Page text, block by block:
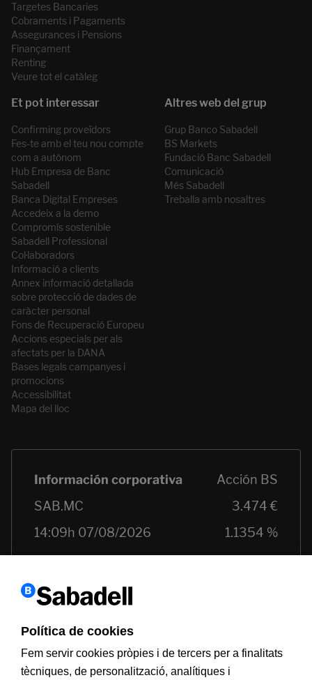
Targetes Bancaries
Cobraments i Pagaments
Assegurances i Pensions
Finançament
Renting
Veure tot el catàleg
Confirming proveïdors
Fes-te amb el teu nou compte
com a autònom
Hub Empresa de Banc
Sabadell
Banca Digital Empreses
Accedeix a la demo
Compromís sostenible
Sabadell Professional
Col·laboradors
Informació a clients
Annex informació detallada
sobre protecció de dades de
caràcter personal
Fons de Recuperació Europeu
Accions especials per als
afectats per la DANA
Bases legals campanyes i
promocions
Accessibilitat
Mapa del lloc
Grup Banco Sabadell
BS Markets
Fundació Banc Sabadell
Comunicació
Més Sabadell
Treballa amb nosaltres
Política de cookies
Fem servir cookies pròpies i de tercers per a finalitats
tècniques, de personalització, analítiques i